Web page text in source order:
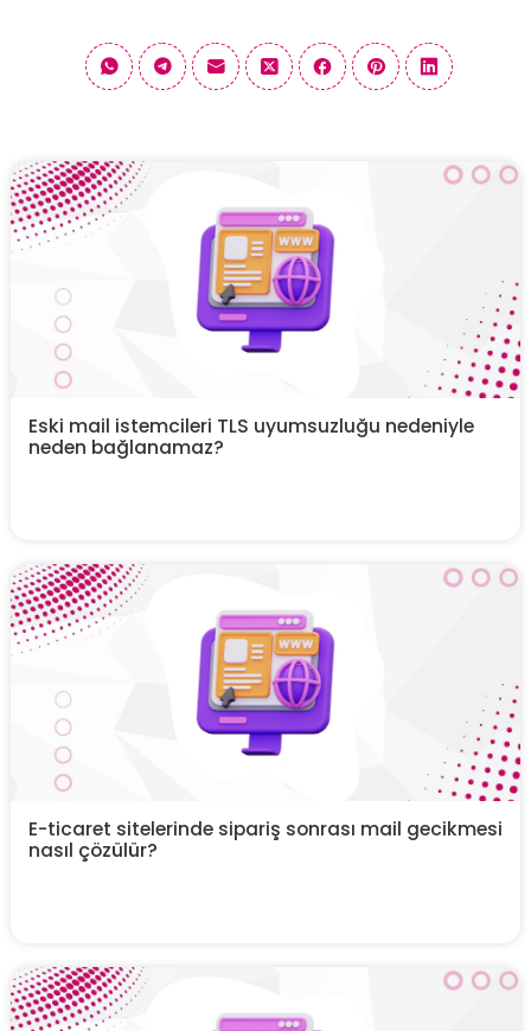
Eski mail istemcileri TLS uyumsuzluğu nedeniyle
neden bağlanamaz?
E-ticaret sitelerinde sipariş sonrası mail gecikmesi
nasıl çözülür?